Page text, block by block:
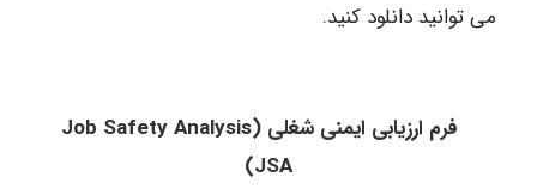
می توانید دانلود کنید.
فرم ارزیابی ایمنی شغلی (
Job Safety Analysis
(JSA